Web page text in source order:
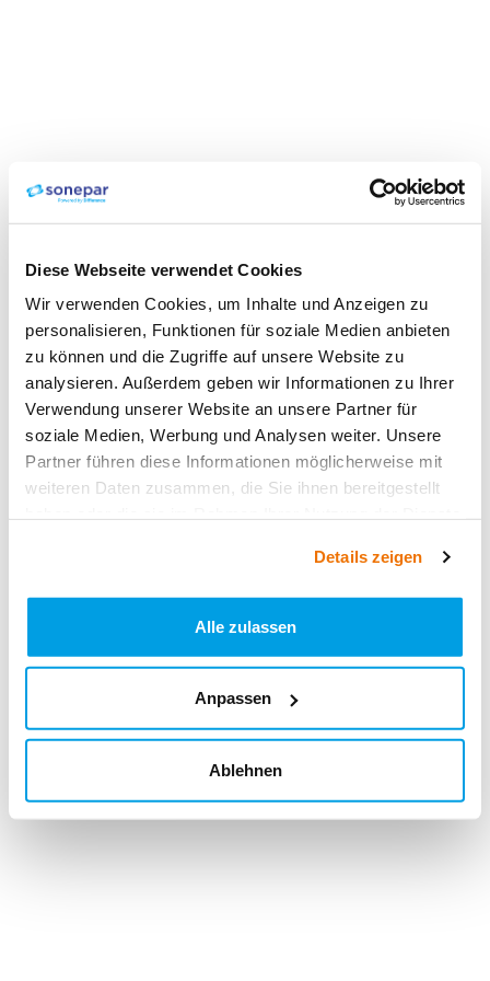
Diese Webseite verwendet Cookies
Wir verwenden Cookies, um Inhalte und Anzeigen zu
personalisieren, Funktionen für soziale Medien anbieten
zu können und die Zugriffe auf unsere Website zu
analysieren. Außerdem geben wir Informationen zu Ihrer
Verwendung unserer Website an unsere Partner für
soziale Medien, Werbung und Analysen weiter. Unsere
Partner führen diese Informationen möglicherweise mit
weiteren Daten zusammen, die Sie ihnen bereitgestellt
Details zeigen
Alle zulassen
Anpassen
Ablehnen